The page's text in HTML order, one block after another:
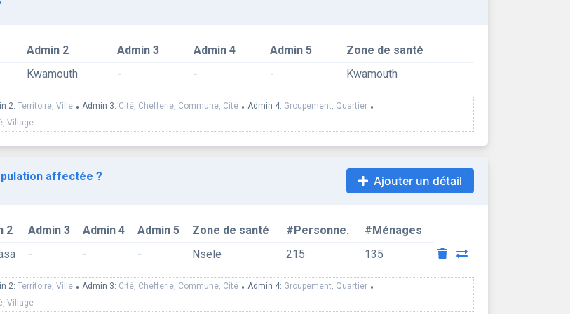
Admin 2 Admin 3 Admin 4 Admin 5
Zone de santé
Kwamouth - - - Kwamouth
2: Territoire, Ville • Admin 3: Cité, Chefferie, Commune, Cité • Admin 4: Groupement, Quartier •
Village
affectée ? Ajouter un détail
2 Admin 3 Admin 4 Admin 5 Zone de santé #Personne.
#Ménages
- - - Nsele 215 135
2: Territoire, Ville • Admin 3: Cité, Chefferie, Commune, Cité • Admin 4: Groupement, Quartier •
Village